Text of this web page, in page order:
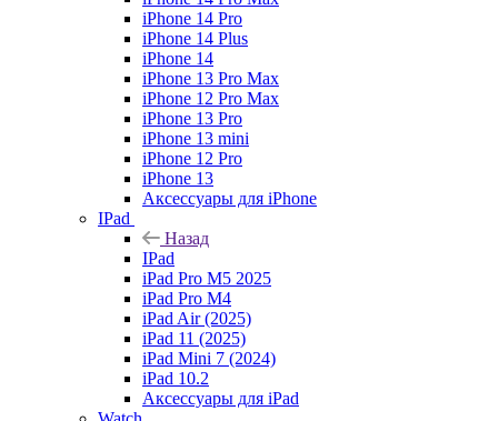
iPhone 14 Pro
iPhone 14 Plus
iPhone 14
iPhone 13 Pro Max
iPhone 12 Pro Max
iPhone 13 Pro
iPhone 13 mini
iPhone 12 Pro
iPhone 13
Аксессуары для iPhone
IPad
Назад
IPad
iPad Pro M5 2025
iPad Pro M4
iPad Air (2025)
iPad 11 (2025)
iPad Mini 7 (2024)
iPad 10.2
Аксессуары для iPad